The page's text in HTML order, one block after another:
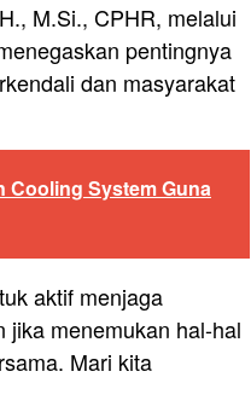
M.Si., CPHR, melalui
pentingnya
dan masyarakat
Cooling System Guna
aktif menjaga
jika menemukan hal-hal
Mari kita